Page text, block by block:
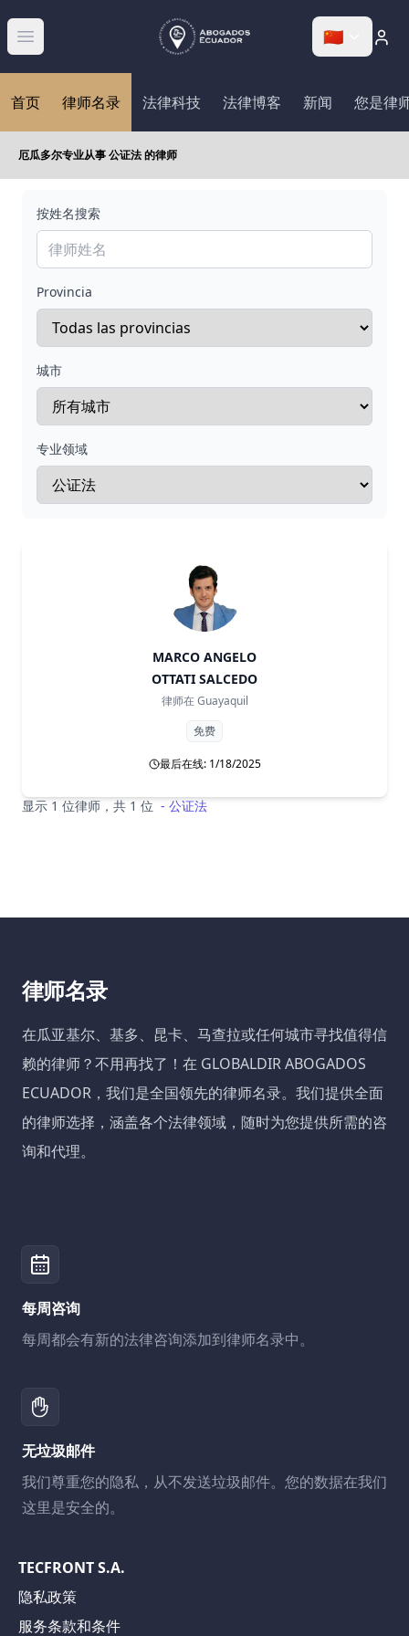
Abrir menú 🇨🇳
首页 律师名录 法律科技 法律博客 新闻 您是律
厄瓜多尔专业从事 公证法 的律师
按姓名搜索
Provincia
城市
专业领域
MARCO ANGELO
OTTATI SALCEDO
律师在 Guayaquil
免费
最后在线: 1/18/2025
显示 1 位律师，共 1 位 - 公证法
律师名录
在瓜亚基尔、基多、昆卡、马查拉或任何城市寻找值得信
赖的律师？不用再找了！在 GLOBALDIR ABOGADOS
ECUADOR，我们是全国领先的律师名录。我们提供全面
的律师选择，涵盖各个法律领域，随时为您提供所需的咨
询和代理。
每周咨询
每周都会有新的法律咨询添加到律师名录中。
无垃圾邮件
我们尊重您的隐私，从不发送垃圾邮件。您的数据在我们
这里是安全的。
TECFRONT S.A.
隐私政策
服务条款和条件